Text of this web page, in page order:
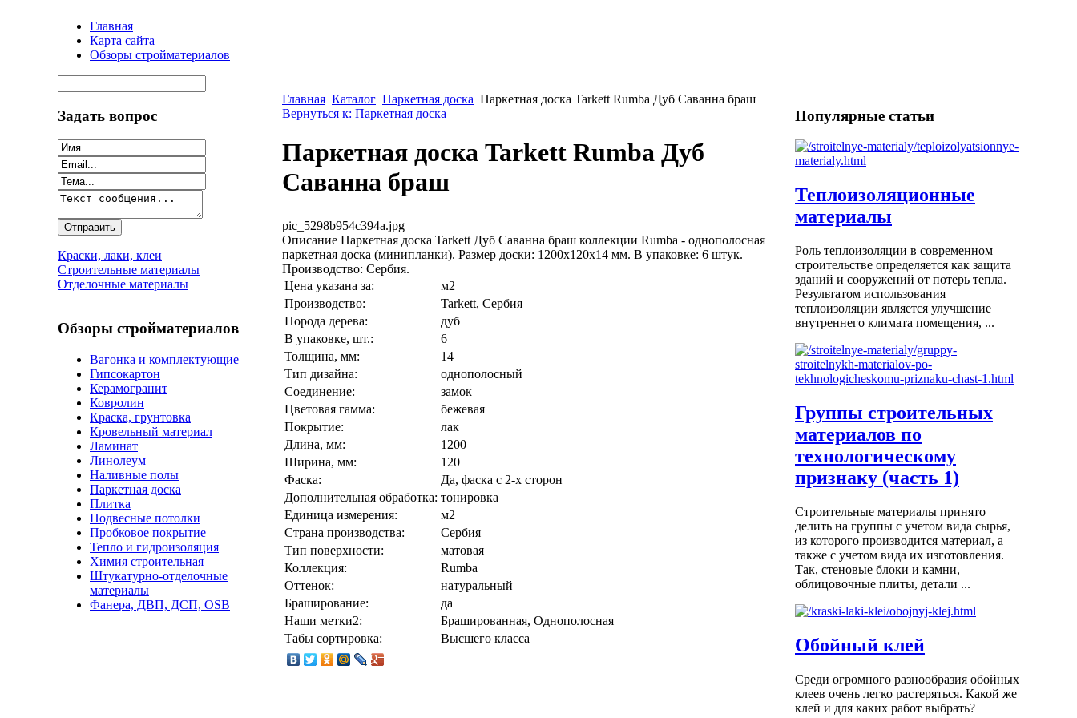
Главная
Карта сайта
Обзоры стройматериалов
Задать вопрос
Краски, лаки, клеи
Строительные материалы
Отделочные материалы
Обзоры стройматериалов
Вагонка и комплектующие
Гипсокартон
Керамогранит
Ковролин
Краска, грунтовка
Кровельный материал
Ламинат
Линолеум
Наливные полы
Паркетная доска
Плитка
Подвесные потолки
Пробковое покрытие
Тепло и гидроизоляция
Химия строительная
Штукатурно-отделочные
материалы
Фанера, ДВП, ДСП, OSB
Главная Каталог Паркетная доска Паркетная доска Tarkett Rumba Дуб Саванна браш
Вернуться к: Паркетная доска
Паркетная доска Tarkett Rumba Дуб
Саванна браш
pic_5298b954c394a.jpg
Описание Паркетная доска Tarkett Дуб Саванна браш коллекции Rumba - однополосная
паркетная доска (минипланки). Размер доски: 1200х120х14 мм. В упаковке: 6 штук.
Производство: Сербия.
Цена указана за:
м2
Производство:
Tarkett, Сербия
Порода дерева:
дуб
В упаковке, шт.:
6
Толщина, мм:
14
Тип дизайна:
однополосный
Соединение:
замок
Цветовая гамма:
бежевая
Покрытие:
лак
Длина, мм:
1200
Ширина, мм:
120
Фаска:
Да, фаска с 2-х сторон
Дополнительная обработка: тонировка
Единица измерения:
м2
Страна производства:
Сербия
Тип поверхности:
матовая
Коллекция:
Rumba
Оттенок:
натуральный
Браширование:
да
Наши метки2:
Брашированная, Однополосная
Табы сортировка:
Высшего класса
Популярные статьи
Теплоизоляционные
материалы
Роль теплоизоляции в современном
строительстве определяется как защита
зданий и сооружений от потерь тепла.
Результатом использования
теплоизоляции является улучшение
внутреннего климата помещения, ...
Группы строительных
материалов по
технологическому
признаку (часть 1)
Строительные материалы принято
делить на группы с учетом вида сырья,
из которого производится материал, а
также с учетом вида их изготовления.
Так, стеновые блоки и камни,
облицовочные плиты, детали ...
Обойный клей
Среди огромного разнообразия обойных
клеев очень легко растеряться. Какой же
клей и для каких работ выбрать?